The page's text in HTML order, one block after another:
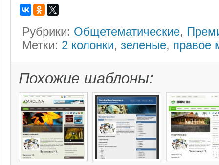
Рубрики: Общетематические,
Метки: 2 колонки, зеленые, правое
Похожие шаблоны: